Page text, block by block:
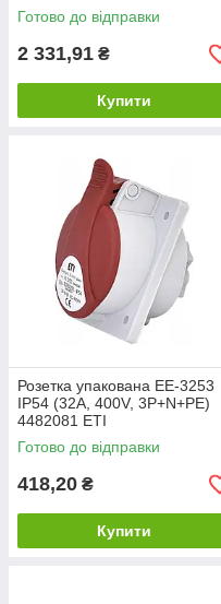
Готово до відправки
2 331,91 ₴
Купити
Розетка упакована EE-3253
IP54 (32A, 400V, 3P+N+PE)
4482081 ETI
Готово до відправки
418,20 ₴
Купити